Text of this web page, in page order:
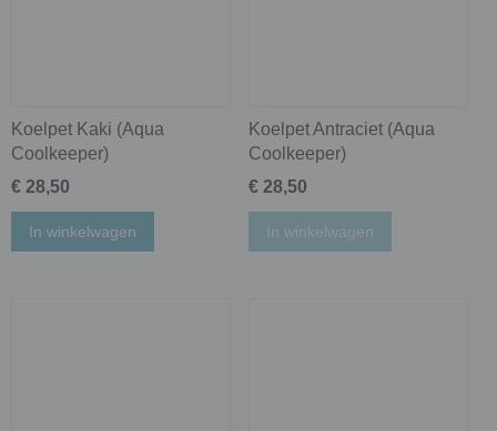
Koelpet Kaki (Aqua
Coolkeeper)
€ 28,50
In winkelwagen
Koelpet Antraciet (Aqua
Coolkeeper)
€ 28,50
In winkelwagen